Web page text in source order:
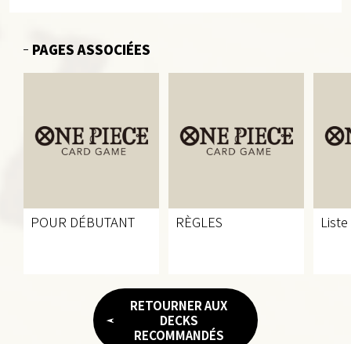
PAGES ASSOCIÉES
POUR DÉBUTANT RÈGLES
RETOURNER AUX
DECKS
RECOMMANDÉS